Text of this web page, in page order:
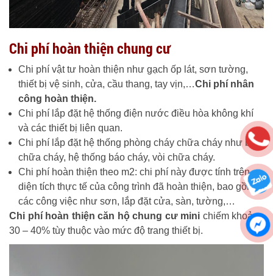
Chi phí hoàn thiện chung cư
Chi phí vật tư hoàn thiện như gạch ốp lát, sơn tường,
thiết bị vệ sinh, cửa, cầu thang, tay vịn,…Chi phí nhân
công hoàn thiện.
Chi phí lắp đặt hệ thống điện nước điều hòa không khí
và các thiết bị liên quan.
Chi phí lắp đặt hệ thống phòng cháy chữa cháy như bình
chữa cháy, hệ thống báo cháy, vòi chữa cháy.
Chi phí hoàn thiện theo m2: chi phí này được tính trên
diện tích thực tế của công trình đã hoàn thiện, bao gồm
các công việc như sơn, lắp đặt cửa, sàn, tường,…
Chi phí hoàn thiện căn hộ chung cư mini chiếm khoảng
30 – 40% tùy thuộc vào mức độ trang thiết bị.